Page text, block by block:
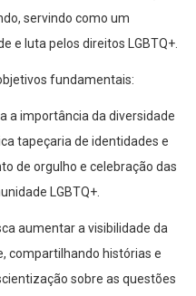
servindo como um
e luta pelos direitos LGBTQ+.
fundamentais:
a importância da diversidade
tapeçaria de identidades e
de orgulho e celebração das
LGBTQ+.
aumentar a visibilidade da
compartilhando histórias e
sobre as questões